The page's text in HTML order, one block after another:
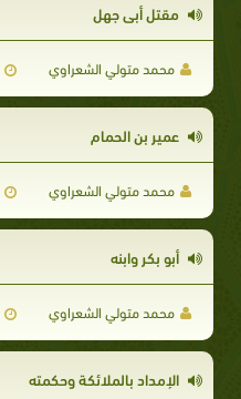
مقتل أبى جهل
محمد متولي الشعراوي
عمير بن الحمام
محمد متولي الشعراوي
أبو بكر وابنه
محمد متولي الشعراوي
الإمداد بالملائكة وحكمته